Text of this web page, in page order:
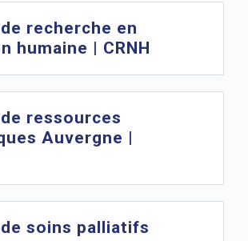
recherche en
humaine | CRNH
ressources
Auvergne |
soins palliatifs